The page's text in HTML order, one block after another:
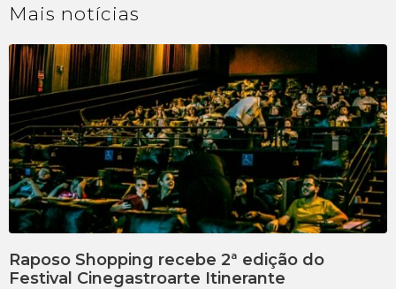
Mais notícias
Raposo Shopping recebe 2ª edição do
Festival Cinegastroarte Itinerante